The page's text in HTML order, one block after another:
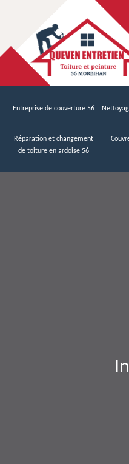
Entreprise de couverture 56
Réparation et changement
de toiture en ardoise 56